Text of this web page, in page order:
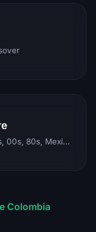
Electronic, Rock, Pop, 90s, 00s, 80s, Mexican, Ranchera, Reggaeton, Instrumental, Salsa, Merengue, Tropical, Romantic, Vallenato, Llanera
Colombia